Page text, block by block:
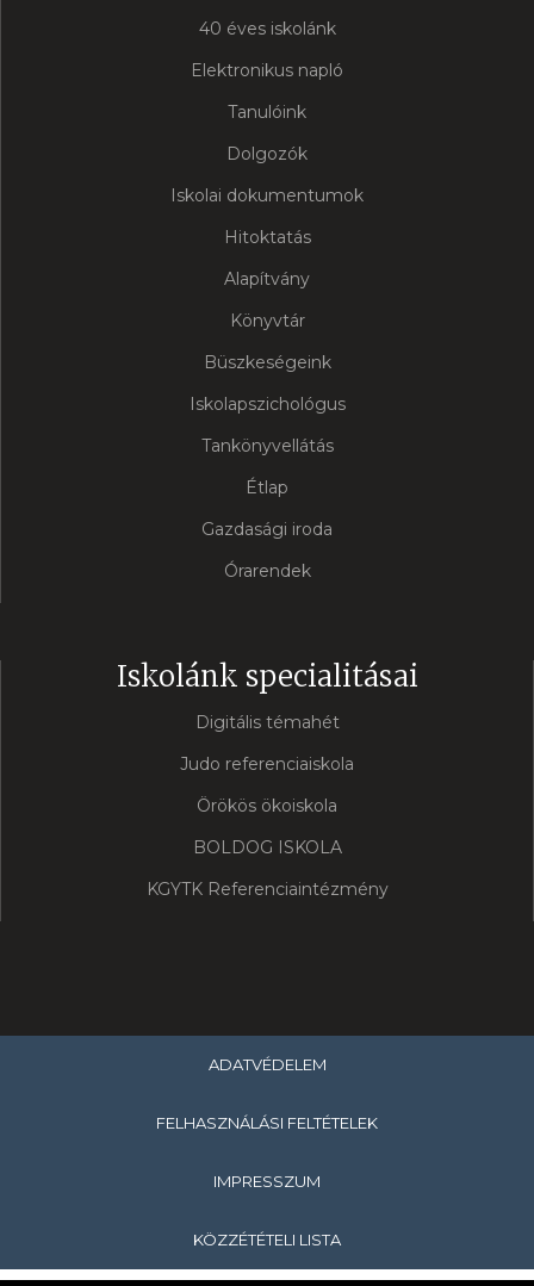
40 éves iskolánk
Elektronikus napló
Tanulóink
Dolgozók
Iskolai dokumentumok
Hitoktatás
Alapítvány
Könyvtár
Büszkeségeink
Iskolapszichológus
Tankönyvellátás
Étlap
Gazdasági iroda
Órarendek
Iskolánk specialitásai
Digitális témahét
Judo referenciaiskola
Örökös ökoiskola
BOLDOG ISKOLA
KGYTK Referenciaintézmény
ADATVÉDELEM
FELHASZNÁLÁSI FELTÉTELEK
IMPRESSZUM
KÖZZÉTÉTELI LISTA